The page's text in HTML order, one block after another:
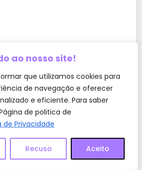
ao nosso site!
que utilizamos cookies para
de navegação e oferecer
e eficiente. Para saber
de politica de
de Privacidade
Recuso Aceito